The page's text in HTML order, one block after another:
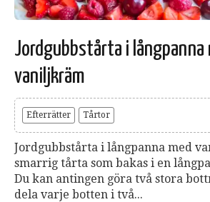
Jordgubbstårta i långpanna
vaniljkräm
Efterrätter Tårtor
Jordgubbstårta i långpanna med
smarrig tårta som bakas i en
Du kan antingen göra två stora
dela varje botten i två...